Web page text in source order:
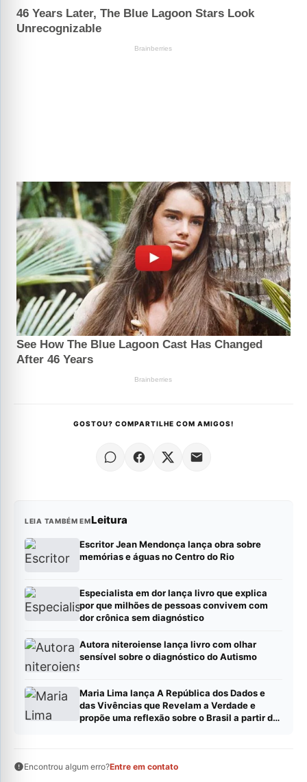
GOSTOU? COMPARTILHE COM AMIGOS!
LEIA TAMBÉM EMLeitura
Escritor Jean Mendonça lança obra sobre
memórias e águas no Centro do Rio
Especialista em dor lança livro que explica
por que milhões de pessoas convivem com
dor crônica sem diagnóstico
Autora niteroiense lança livro com olhar
sensível sobre o diagnóstico do Autismo
Maria Lima lança A República dos Dados e
das Vivências que Revelam a Verdade e
propõe uma reflexão sobre o Brasil a partir de
Encontrou algum erro?Entre em contato